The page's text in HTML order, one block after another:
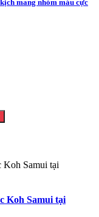
mang nhóm máu cực
Koh Samui tại